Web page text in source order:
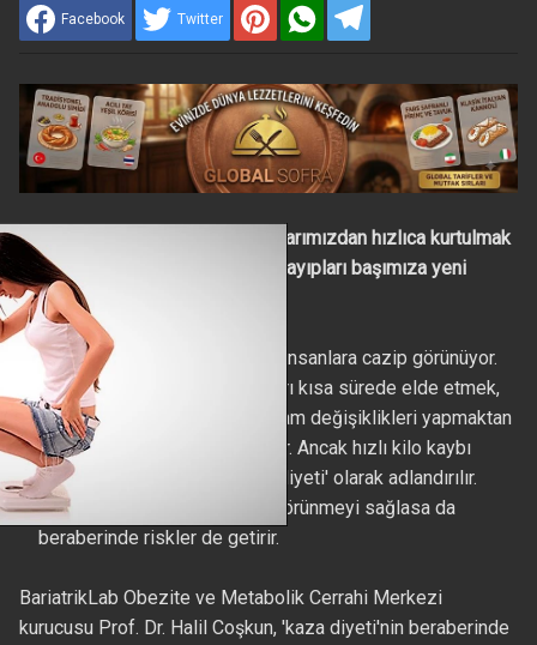
Facebook Twitter
Yılların birikimi olan fazla kilolarımızdan hızlıca kurtulmak
bize cazip gelse de, ani kilo kayıpları başımıza yeni
dertler açabilir.
Çoğu kez hızlıca kilo vermek insanlara cazip görünüyor.
Çoğumuz için, hızlı kazanımları kısa sürede elde etmek,
uzun vadeli sürdürülebilir yaşam değişiklikleri yapmaktan
ve düşünmekten daha kolaydır. Ancak hızlı kilo kaybı
araştırmacılar arasında 'kaza diyeti' olarak adlandırılır.
İnsanlara kısa sürede güzel görünmeyi sağlasa da
beraberinde riskler de getirir.
BariatrikLab Obezite ve Metabolik Cerrahi Merkezi
kurucusu Prof. Dr. Halil Coşkun, 'kaza diyeti'nin beraberinde